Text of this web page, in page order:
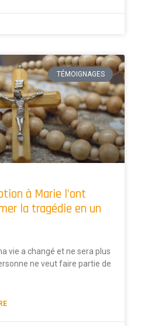
TÉMOIGNAGES
à Marie l’ont
la tragédie en un
vie a changé et ne sera plus
ne veut faire partie de